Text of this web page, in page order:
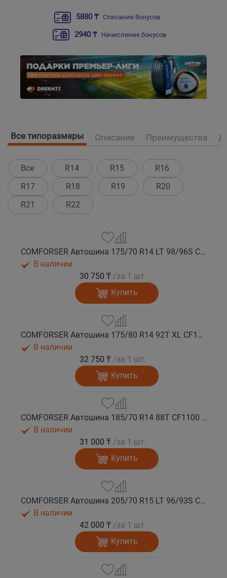
5880 ₸ Списание бонусов
2940 ₸ Начисление бонусов
Все типоразмеры Описание Преимущества
Все R14 R15
R16
R17
R18 R19
R20
R21
R22
COMFORSER Автошина 175/70 R14 LT 98/96S CF1100 10PR RWL лето
В наличии
30 750 ₸ /за 1 шт.
Купить
COMFORSER Автошина 175/80 R14 92T XL CF1100 RWL лето
В наличии
32 750 ₸ /за 1 шт.
Купить
COMFORSER Автошина 185/70 R14 88T CF1100 OWL лето
В наличии
31 000 ₸ /за 1 шт.
Купить
COMFORSER Автошина 205/70 R15 LT 96/93S CF1100 6PR RWL лето
В наличии
42 000 ₸ /за 1 шт.
Купить